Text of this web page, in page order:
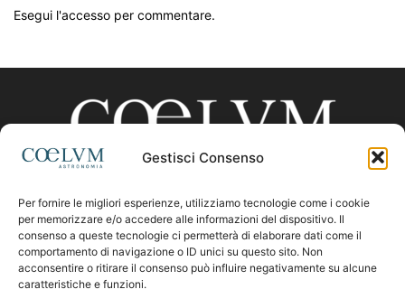
Gestisci Consenso
Per fornire le migliori esperienze, utilizziamo tecnologie come i cookie
per memorizzare e/o accedere alle informazioni del dispositivo. Il
consenso a queste tecnologie ci permetterà di elaborare dati come il
comportamento di navigazione o ID unici su questo sito. Non
acconsentire o ritirare il consenso può influire negativamente su alcune
caratteristiche e funzioni.
Esegui l'accesso per commentare.
CHI SIAMO
Contattaci:coelumastro@coelum.com